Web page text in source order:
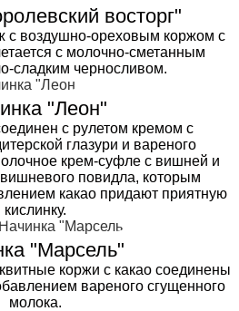
восторг"
с воздушно-ореховым коржом с
с молочно-сметанным
сладким черносливом.
"Леон"
с рулетом кремом с
глазури и вареного
крем-суфле с вишней и
повидла, которым
какао придают приятную
кислинку.
"Марсель"
коржи с какао соединены
вареного сгущенного
молока.